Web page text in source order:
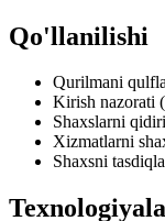
Qo'llanilishi
Qurilmani
Kirish nazorati
Shaxslarni
Xizmatlarni
Shaxsni